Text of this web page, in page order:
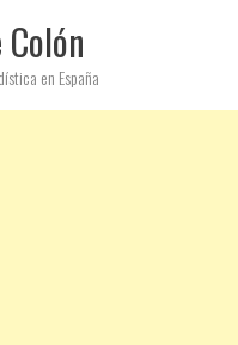
en España